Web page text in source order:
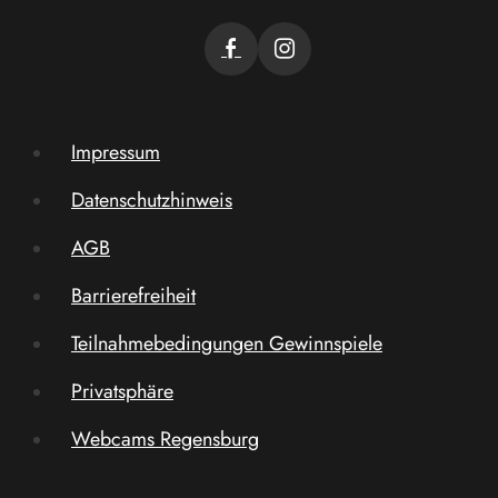
Impressum
Datenschutzhinweis
AGB
Barrierefreiheit
Teilnahmebedingungen Gewinnspiele
Privatsphäre
Webcams Regensburg